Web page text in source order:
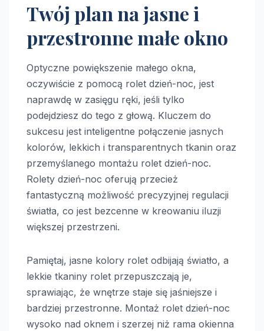
Twój plan na jasne i
przestronne małe okno
Optyczne powiększenie małego okna,
oczywiście z pomocą rolet dzień-noc, jest
naprawdę w zasięgu ręki, jeśli tylko
podejdziesz do tego z głową. Kluczem do
sukcesu jest inteligentne połączenie jasnych
kolorów, lekkich i transparentnych tkanin oraz
przemyślanego montażu rolet dzień-noc.
Rolety dzień-noc oferują przecież
fantastyczną możliwość precyzyjnej regulacji
światła, co jest bezcenne w kreowaniu iluzji
większej przestrzeni.
Pamiętaj, jasne kolory rolet odbijają światło, a
lekkie tkaniny rolet przepuszczają je,
sprawiając, że wnętrze staje się jaśniejsze i
bardziej przestronne. Montaż rolet dzień-noc
wysoko nad oknem i szerzej niż rama okienna